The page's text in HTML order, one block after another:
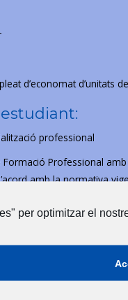
d’economat d’unitats
professional
Formació Professional
amb la normativa
per optimitzar el